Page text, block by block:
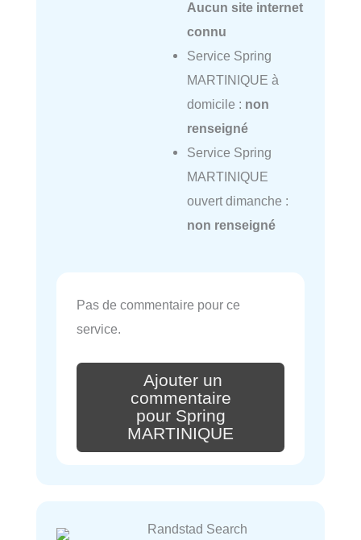
Aucun site internet
connu
Service Spring
MARTINIQUE à
domicile : non
renseigné
Service Spring
MARTINIQUE
ouvert dimanche :
non renseigné
Pas de commentaire pour ce
service.
Ajouter un
commentaire
pour Spring
MARTINIQUE
Randstad Search